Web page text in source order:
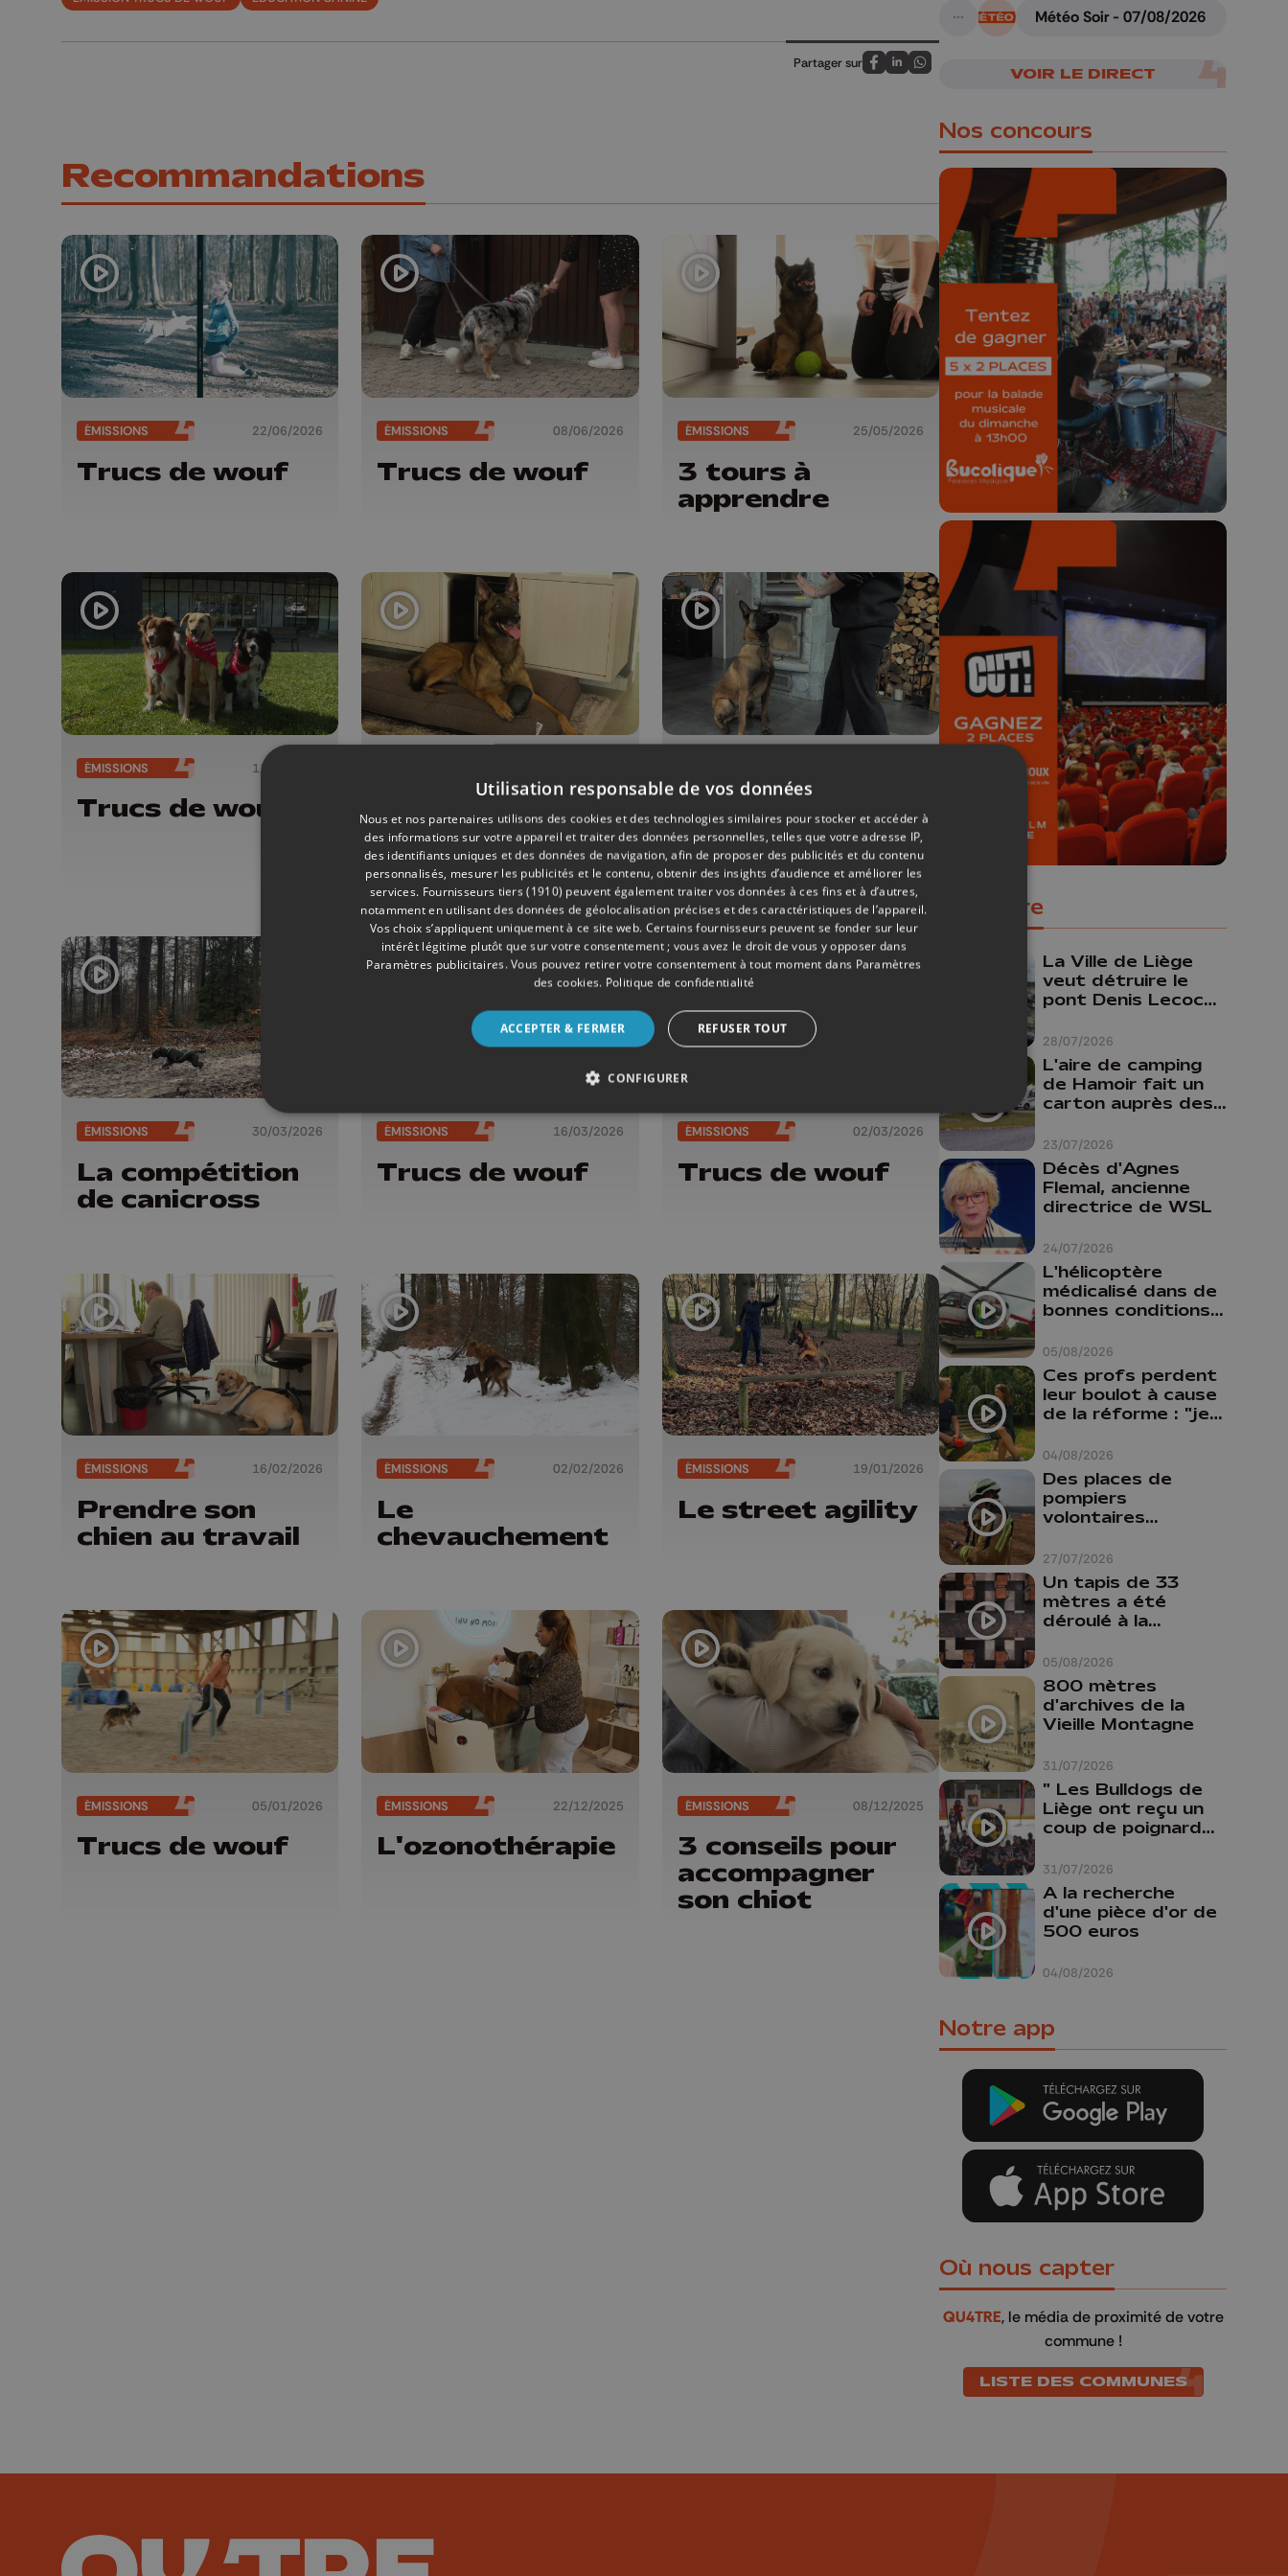
Partager sur
Partagez sur FaceBook
Partagez sur LinkedIn
Partagez sur Whatsapp
Recommandations
ÉMISSIONS 22/06/2026
Trucs de wouf
ÉMISSIONS 08/06/2026
Trucs de wouf
ÉMISSIONS 25/05/2026
3 tours à
apprendre
ÉMISSIONS 11/05/2026
Trucs de wouf
Nouvel
environnement,
nouvelles règles
Trucs de wouf
ÉMISSIONS 30/03/2026
La compétition
de canicross
ÉMISSIONS 16/03/2026
Trucs de wouf
ÉMISSIONS 02/03/2026
Trucs de wouf
ÉMISSIONS 16/02/2026
Prendre son
chien au travail
ÉMISSIONS 02/02/2026
Le
chevauchement
ÉMISSIONS 19/01/2026
Le street agility
ÉMISSIONS 05/01/2026
Trucs de wouf
ÉMISSIONS 22/12/2025
L'ozonothérapie
ÉMISSIONS 08/12/2025
3 conseils pour
accompagner
son chiot
A suivre
Météo Soir - 07/08/2026
VOIR LE DIRECT
Nos concours
🎁 Gagnez 5x2
places pour le
Bucolique Ferrières
Festival 🌿🎶
Concours valable jusqu'au 9 août,
23h59.
🎬 Concours CUT x
Les Grignoux ✨
Concours permanent - 2 places à
gagner chaque semaine !
Populaire
28/07/2026
La Ville de Liège
veut détruire le
pont Denis Lecocq
budget pour le
faire
23/07/2026
L'aire de camping
de Hamoir fait un
carton auprès des
24/07/2026
Décès d'Agnes
Flemal, ancienne
directrice de WSL
05/08/2026
L'hélicoptère
médicalisé dans de
bonnes conditions à
04/08/2026
Ces profs perdent
leur boulot à cause
de la réforme : "je
comme prof que
comme
pharmacienne"
27/07/2026
Des places de
pompiers
volontaires
province de Liège :
"Un citoyen qui
n'est formé ne
peut pas nous
aider"
05/08/2026
Un tapis de 33
mètres a été
déroulé à la
Liège
31/07/2026
800 mètres
d'archives de la
Vieille Montagne
31/07/2026
" Les Bulldogs de
Liège ont reçu un
coup de poignard
04/08/2026
A la recherche
d'une pièce d'or de
500 euros
Notre app
Où nous capter
QU4TRE, le média de proximité de votre
commune !
LISTE DES COMMUNES
Utilisation responsable de vos données
Nous et nos partenaires utilisons des cookies et des technologies similaires pour stocker et accéder à
des informations sur votre appareil et traiter des données personnelles, telles que votre adresse IP,
des identifiants uniques et des données de navigation, afin de proposer des publicités et du contenu
personnalisés, mesurer les publicités et le contenu, obtenir des insights d’audience et améliorer les
services. Fournisseurs tiers (1910) peuvent également traiter vos données à ces fins et à d’autres,
notamment en utilisant des données de géolocalisation précises et des caractéristiques de l’appareil.
Vos choix s’appliquent uniquement à ce site web. Certains fournisseurs peuvent se fonder sur leur
intérêt légitime plutôt que sur votre consentement ; vous avez le droit de vous y opposer dans
Paramètres publicitaires. Vous pouvez retirer votre consentement à tout moment dans Paramètres
des cookies. Politique de confidentialité
ACCEPTER & FERMER REFUSER TOUT
CONFIGURER